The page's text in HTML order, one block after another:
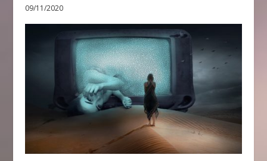
09/11/2020